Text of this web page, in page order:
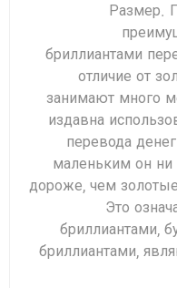
Размер.
бриллиантами
отличие от
занимают много
издавна
перевода
маленьким он ни
дороже, чем
Это
бриллиантами,
бриллиантами,